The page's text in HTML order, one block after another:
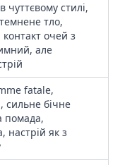
чуттєвому стилі,
тло,
контакт очей з
але
fatale,
сильне бічне
помада,
настрій як з